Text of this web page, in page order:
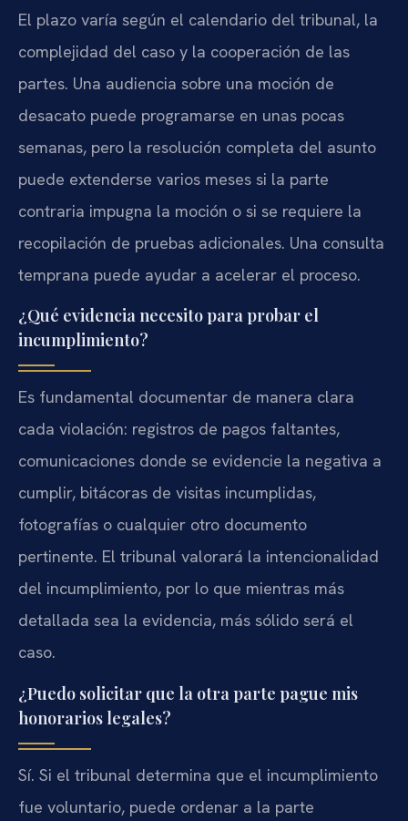
El plazo varía según el calendario del tribunal, la
complejidad del caso y la cooperación de las
partes. Una audiencia sobre una moción de
desacato puede programarse en unas pocas
semanas, pero la resolución completa del asunto
puede extenderse varios meses si la parte
contraria impugna la moción o si se requiere la
recopilación de pruebas adicionales. Una consulta
temprana puede ayudar a acelerar el proceso.
¿Qué evidencia necesito para probar el
incumplimiento?
Es fundamental documentar de manera clara
cada violación: registros de pagos faltantes,
comunicaciones donde se evidencie la negativa a
cumplir, bitácoras de visitas incumplidas,
fotografías o cualquier otro documento
pertinente. El tribunal valorará la intencionalidad
del incumplimiento, por lo que mientras más
detallada sea la evidencia, más sólido será el
caso.
¿Puedo solicitar que la otra parte pague mis
honorarios legales?
Sí. Si el tribunal determina que el incumplimiento
fue voluntario, puede ordenar a la parte